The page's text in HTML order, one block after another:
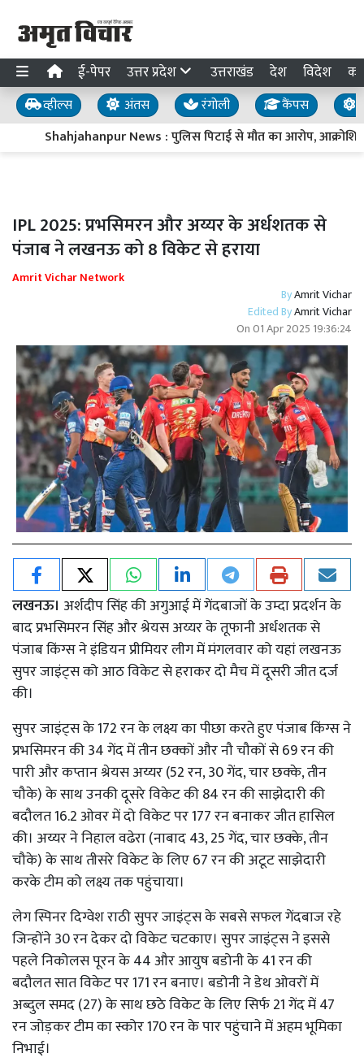
ई-पेपर उत्तर प्रदेश उत्तराखंड देश विदेश
व्हील्स अंतस रंगोली कैंपस
Shahjahanpur News : पुलिस पिटाई से मौत का आरोप,
IPL 2025: प्रभसिमरन और अय्यर के अर्धशतक से
पंजाब ने लखनऊ को 8 विकेट से हराया
Amrit Vichar Network
ByAmrit Vichar
Edited ByAmrit Vichar
On01 Apr 2025 19:36:24
लखनऊ। अर्शदीप सिंह की अगुआई में गेंदबाजों के उम्दा प्रदर्शन के
बाद प्रभसिमरन सिंह और श्रेयस अय्यर के तूफानी अर्धशतक से
पंजाब किंग्स ने इंडियन प्रीमियर लीग में मंगलवार को यहां लखनऊ
सुपर जाइंट्स को आठ विकेट से हराकर दो मैच में दूसरी जीत दर्ज
की।
सुपर जाइंट्स के 172 रन के लक्ष्य का पीछा करते हुए पंजाब किंग्स ने
प्रभसिमरन की 34 गेंद में तीन छक्कों और नौ चौकों से 69 रन की
पारी और कप्तान श्रेयस अय्यर (52 रन, 30 गेंद, चार छक्के, तीन
चौके) के साथ उनकी दूसरे विकेट की 84 रन की साझेदारी की
बदौलत 16.2 ओवर में दो विकेट पर 177 रन बनाकर जीत हासिल
की। अय्यर ने निहाल वढेरा (नाबाद 43, 25 गेंद, चार छक्के, तीन
चौके) के साथ तीसरे विकेट के लिए 67 रन की अटूट साझेदारी
करके टीम को लक्ष्य तक पहुंचाया।
लेग स्पिनर दिग्वेश राठी सुपर जाइंट्स के सबसे सफल गेंदबाज रहे
जिन्होंने 30 रन देकर दो विकेट चटकाए। सुपर जाइंट्स ने इससे
पहले निकोलस पूरन के 44 और आयुष बडोनी के 41 रन की
बदौलत सात विकेट पर 171 रन बनाए। बडोनी ने डेथ ओवरों में
अब्दुल समद (27) के साथ छठे विकेट के लिए सिर्फ 21 गेंद में 47
रन जोड़कर टीम का स्कोर 170 रन के पार पहुंचाने में अहम भूमिका
निभाई।